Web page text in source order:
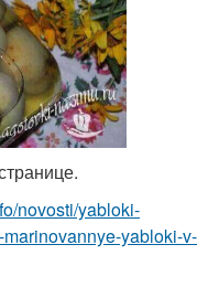
novosti/yabloki-
yabloki-v-